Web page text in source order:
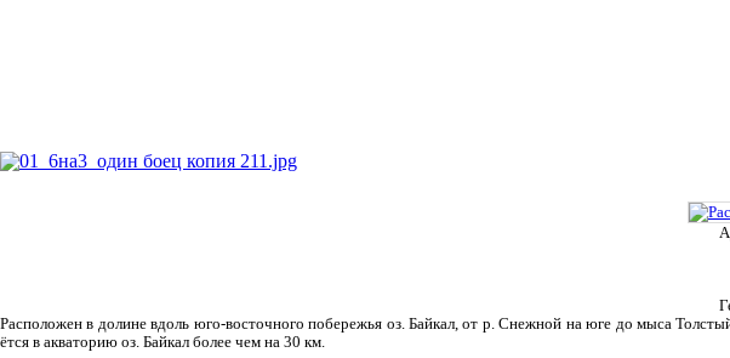
Рас­положен в долине вдоль юго-восточного побережья оз. Байкал, от р. Снежной на юге до мыса
ётся в акваторию оз. Байкал более чем на 30 км.